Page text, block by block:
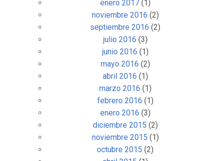
enero 2017(1)
noviembre 2016 (2)
septiembre 2016 (2)
julio 2016 (3)
junio 2016 (1)
mayo 2016 (2)
abril 2016 (1)
marzo 2016 (1)
febrero 2016 (1)
enero 2016 (3)
diciembre 2015 (2)
noviembre 2015 (1)
octubre 2015 (2)